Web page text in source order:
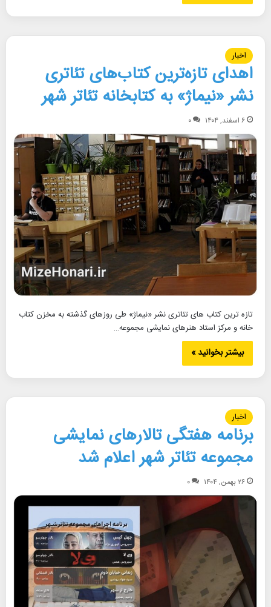
اخبار
اهدای تازه‌ترین کتاب‌های تئاتری
نشر «نیماژ» به کتابخانه تئاتر شهر
۶ اسفند, ۱۴۰۴ ۰
تازه ترین کتاب های تئاتری نشر «نیماژ» طی روزهای گذشته به مخزن کتاب
خانه و مرکز استاد هنرهای نمایشی مجموعه…
بیشتر بخوانید »
اخبار
برنامه هفتگی تالارهای نمایشی
مجموعه تئاتر شهر اعلام شد
۲۶ بهمن, ۱۴۰۴ ۰